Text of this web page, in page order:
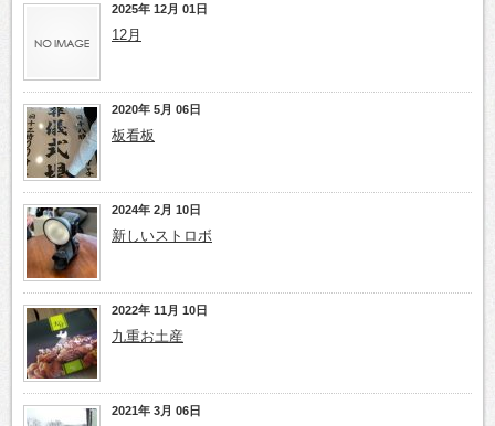
2025年 12月 01日
12月
2020年 5月 06日
板看板
2024年 2月 10日
新しいストロボ
2022年 11月 10日
九重お土産
2021年 3月 06日